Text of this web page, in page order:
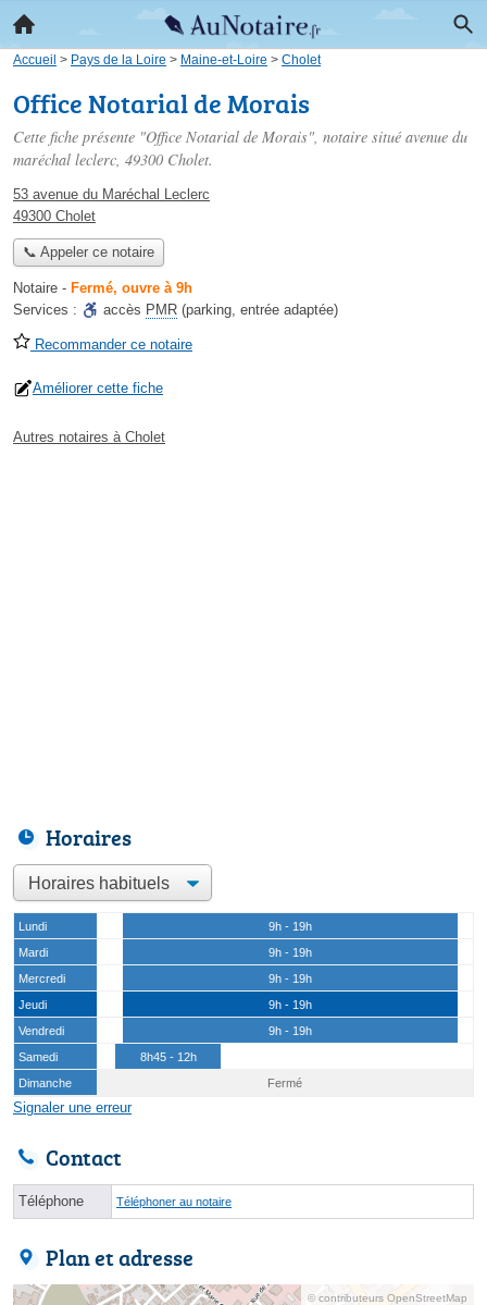
Accueil > Pays de la Loire > Maine-et-Loire > Cholet
Office Notarial de Morais
Cette fiche présente "Office Notarial de Morais", notaire situé avenue du
maréchal leclerc, 49300 Cholet.
53 avenue du Maréchal Leclerc
49300 Cholet
📞 Appeler ce notaire
Notaire - Fermé, ouvre à 9h
Services :
accès PMR (parking, entrée adaptée)
Recommander ce notaire
Améliorer cette fiche
Autres notaires à Cholet
Horaires
Lundi
9h - 19h
Mardi
9h - 19h
Mercredi
9h - 19h
Jeudi
9h - 19h
Vendredi
9h - 19h
Samedi
8h45 - 12h
Dimanche
Fermé
Signaler une erreur
Contact
Téléphone Téléphoner au notaire
Plan et adresse
© contributeurs OpenStreetMap